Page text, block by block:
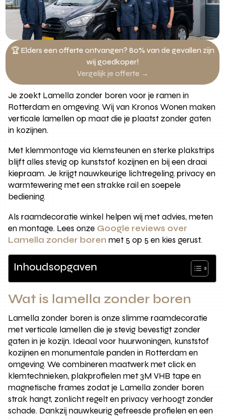
🏆 Elders een offerte ontvangen? 80% van de gevallen zijn
wij goedkoper!
Vergelijk je offerte →
Je zoekt Lamella zonder boren voor je ramen in
Rotterdam en omgeving. Wij van Kronos Wonen maken
verticale lamellen op maat die je plaatst zonder gaten
in kozijnen.
Met klemmontage via klemsteunen en sterke plakstrips
blijft alles stevig op kunststof kozijnen en bij een draai
kiepraam. Je krijgt nauwkeurige lichtregeling, privacy en
warmtewering met een strakke rail en soepele
bediening.
Als raamdecoratie winkel helpen wij met advies, meten
en montage. Lees onze Google reviews over
Lamella zonder boren met 5 op 5 en kies gerust.
Inhoudsopgaven
Wat is lamella zonder boren
Lamella zonder boren is onze slimme raamdecoratie
met verticale lamellen die je stevig bevestigt zonder
gaten in je kozijn. Ideaal voor huurwoningen, kunststof
kozijnen en monumentale panden in Rotterdam en
omgeving. We combineren maatwerk met click en
klemtechnieken, plakprofielen met 3M VHB tape en
magnetische frames zodat je Lamella zonder boren
strak hangt, zonlicht regelt en privacy verhoogt zonder
schade. Dankzij nauwkeurig gefreesde profielen en een